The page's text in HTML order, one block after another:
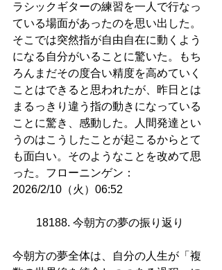
ラシックギターの練習を一人で行なっ
ている場面があったのを思い出した。
そこでは突然指が自由自在に動くよう
になる自分がいることに驚いた。もち
ろんまだその度合い精度を高めていく
ことはできると思われたが、昨日とは
まるっきり違う指の動きになっている
ことに驚き、感動した。人間発達とい
うのはこうしたことが起こるからとて
も面白い。そのようなことを改めて思
った。フローニンゲン：
2026/2/10（火）06:52
18188. 今朝方の夢の振り返り
今朝方の夢全体は、自分の人生が「複